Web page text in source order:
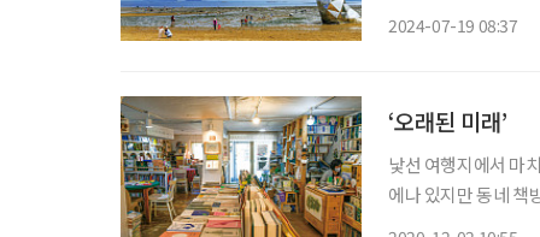
2024-07-19 08:37
‘오래된 미래’
낯선 여행지에서 마
에나 있지만 동네 책